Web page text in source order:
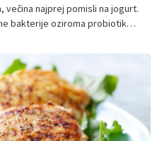
večina najprej pomisli na jogurt.
bakterije oziroma probiotike,